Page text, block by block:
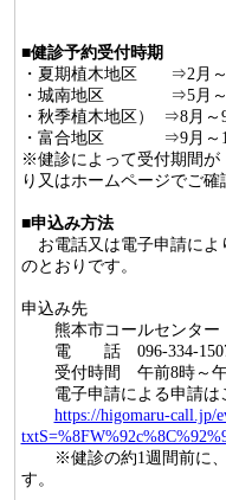
■健診予約受付時期
・夏期植木地区 ⇒2月～
・城南地区 ⇒5月～
・秋季植木地区） ⇒8月～
・富合地区 ⇒9月～
※健診によって受付期間
り又はホームページでご確
■申込み方法
お電話又は電子申請によ
のとおりです。
申込み先
熊本市コールセンター
電 話 096-334-1507
受付時間 午前8時～午
電子申請による申請は
https://higomaru-call.jp/
※健診の約1週間前に、
す。